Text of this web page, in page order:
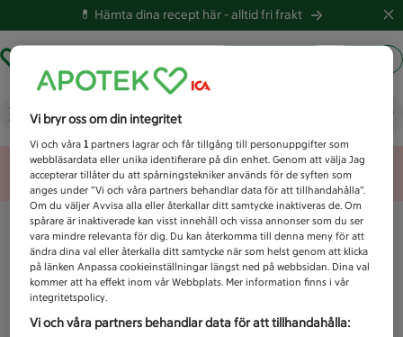
💊 Hämta dina recept här -alltid fri frakt
Vad letar du efter idag?
Unknown error
Vi bryr oss om din integritet
Vi och våra1 partners lagrar och får tillgång till personuppgifter som
webbläsardata eller unika identifierare på din enhet. Genom att välja Jag
accepterar tillåter du att spårningstekniker används för de syften som
anges under ”Vi och våra partners behandlar data för att tillhandahålla”.
Om du väljer Avvisa alla eller återkallar ditt samtycke inaktiveras de. Om
spårare är inaktiverade kan visst innehåll och vissa annonser som du ser
vara mindre relevanta för dig. Du kan återkomma till denna meny för att
ändra dina val eller återkalla ditt samtycke när som helst genom att klicka
på länken Anpassa cookieinställningar längst ned på webbsidan. Dina val
kommer att ha effekt inom vår Webbplats. Mer information finns i vår
integritetspolicy.
Vi och våra partners behandlar data för att tillhandahålla: